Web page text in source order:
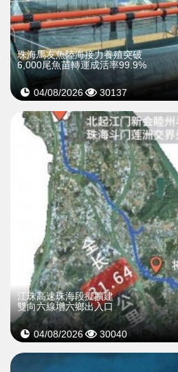
珠海馬友魚陸海接力養殖突破
6,000尾魚苗轉運成活率99.9%
04/08/2026 30137
江珠高速珠海段擬擴建
雙向六線增六鄉出入口
04/08/2026 30040